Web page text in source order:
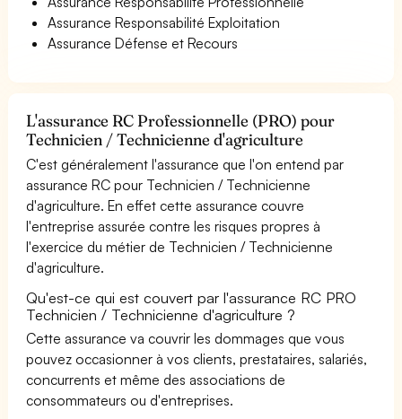
Assurance Responsabilité Exploitation
Assurance Défense et Recours
L'assurance RC Professionnelle (PRO) pour
Technicien / Technicienne d'agriculture
C'est généralement l'assurance que l'on entend par
assurance RC pour Technicien / Technicienne
d'agriculture. En effet cette assurance couvre
l'entreprise assurée contre les risques propres à
l'exercice du métier de Technicien / Technicienne
d'agriculture.
Qu'est-ce qui est couvert par l'assurance RC PRO
Technicien / Technicienne d'agriculture ?
Cette assurance va couvrir les dommages que vous
pouvez occasionner à vos clients, prestataires, salariés,
concurrents et même des associations de
consommateurs ou d'entreprises.